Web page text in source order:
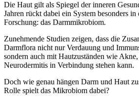
Die Haut gilt als Spiegel der inneren
Jahren rückt dabei ein System besonders in
Forschung: das Darmmikrobiom.
Zunehmende Studien zeigen, dass die
Darmflora nicht nur Verdauung und
sondern auch mit Hautzuständen wie Akne,
Neurodermitis in Verbindung stehen kann.
Doch wie genau hängen Darm und Haut
Rolle spielt das Mikrobiom dabei?